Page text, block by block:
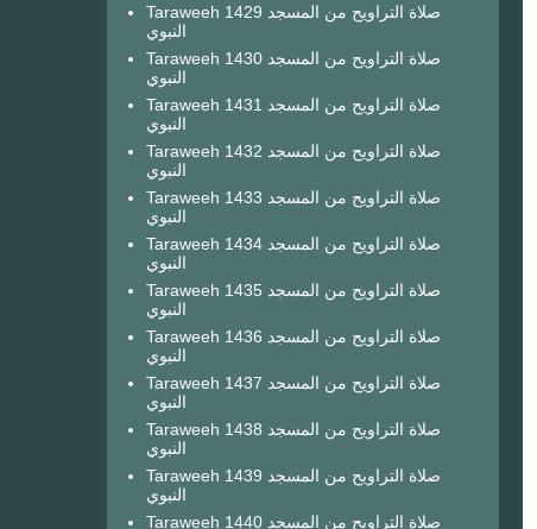
Taraweeh 1429 صلاة التراويح من المسجد
النبوي
Taraweeh 1430 صلاة التراويح من المسجد
النبوي
Taraweeh 1431 صلاة التراويح من المسجد
النبوي
Taraweeh 1432 صلاة التراويح من المسجد
النبوي
Taraweeh 1433 صلاة التراويح من المسجد
النبوي
Taraweeh 1434 صلاة التراويح من المسجد
النبوي
Taraweeh 1435 صلاة التراويح من المسجد
النبوي
Taraweeh 1436 صلاة التراويح من المسجد
النبوي
Taraweeh 1437 صلاة التراويح من المسجد
النبوي
Taraweeh 1438 صلاة التراويح من المسجد
النبوي
Taraweeh 1439 صلاة التراويح من المسجد
النبوي
Taraweeh 1440 صلاة التراويح من المسجد